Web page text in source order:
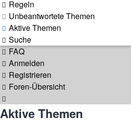
Regeln
Unbeantwortete Themen
Aktive Themen
Suche
FAQ
Anmelden
Registrieren
Foren-Übersicht
Aktive Themen